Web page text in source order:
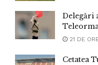
Delegări
21 DE
Cetatea